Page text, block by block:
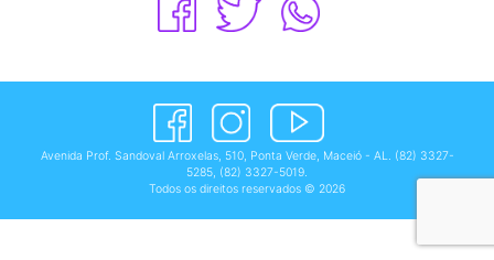
Avenida Prof. Sandoval Arroxelas, 510, Ponta Verde, Maceió - AL. (82) 3327-
5285, (82) 3327-5019.
Todos os direitos reservados © 2026